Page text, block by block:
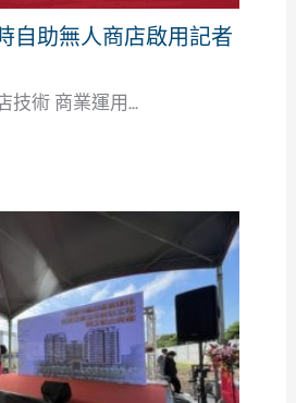
自助無人商店啟用記者
技術 商業運用...